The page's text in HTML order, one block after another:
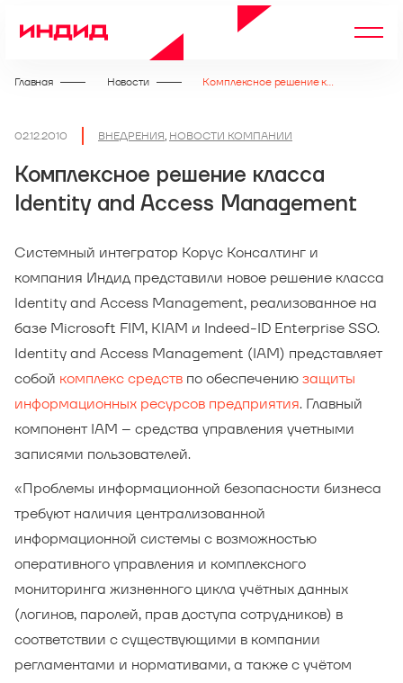
Главная Новости Комплексное решение класса Identity and Access Management
02.12.2010 ВНЕДРЕНИЯ, НОВОСТИ КОМПАНИИ
Комплексное решение класса
Identity and Access Management
Системный интегратор Корус Консалтинг и
компания Индид представили новое решение класса
Identity and Access Management, реализованное на
базе Microsoft FIM, KIAM и Indeed-ID Enterprise SSO.
Identity and Access Management (IAM) представляет
собой комплекс средств по обеспечениюзащиты
информационных ресурсов предприятия. Главный
компонент IAM – средства управления учетными
записями пользователей.
«Проблемы информационной безопасности бизнеса
требуют наличия централизованной
информационной системы с возможностью
оперативного управления и комплексного
мониторинга жизненного цикла учётных данных
(логинов, паролей, прав доступа сотрудников) в
соответствии с существующими в компании
регламентами и нормативами, а также с учётом